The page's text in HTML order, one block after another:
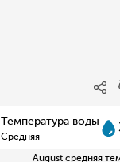
Температура воды
Средняя
August средняя